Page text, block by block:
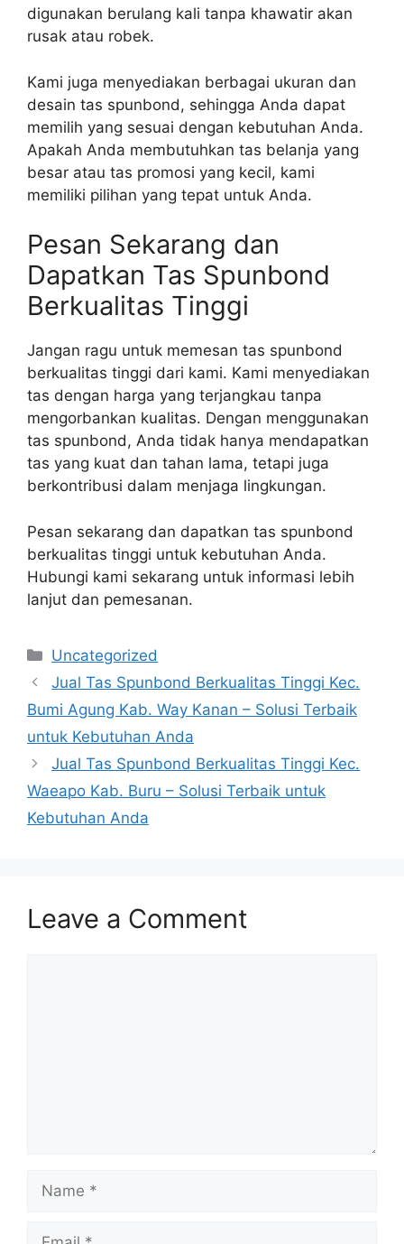
digunakan berulang kali tanpa khawatir akan
rusak atau robek.
Kami juga menyediakan berbagai ukuran dan
desain tas spunbond, sehingga Anda dapat
memilih yang sesuai dengan kebutuhan Anda.
Apakah Anda membutuhkan tas belanja yang
besar atau tas promosi yang kecil, kami
memiliki pilihan yang tepat untuk Anda.
Pesan Sekarang dan
Dapatkan Tas Spunbond
Berkualitas Tinggi
Jangan ragu untuk memesan tas spunbond
berkualitas tinggi dari kami. Kami menyediakan
tas dengan harga yang terjangkau tanpa
mengorbankan kualitas. Dengan menggunakan
tas spunbond, Anda tidak hanya mendapatkan
tas yang kuat dan tahan lama, tetapi juga
berkontribusi dalam menjaga lingkungan.
Pesan sekarang dan dapatkan tas spunbond
berkualitas tinggi untuk kebutuhan Anda.
Hubungi kami sekarang untuk informasi lebih
lanjut dan pemesanan.
Categories
Uncategorized
Jual Tas Spunbond Berkualitas Tinggi Kec.
Bumi Agung Kab. Way Kanan – Solusi Terbaik
untuk Kebutuhan Anda
Jual Tas Spunbond Berkualitas Tinggi Kec.
Waeapo Kab. Buru – Solusi Terbaik untuk
Kebutuhan Anda
Leave a Comment